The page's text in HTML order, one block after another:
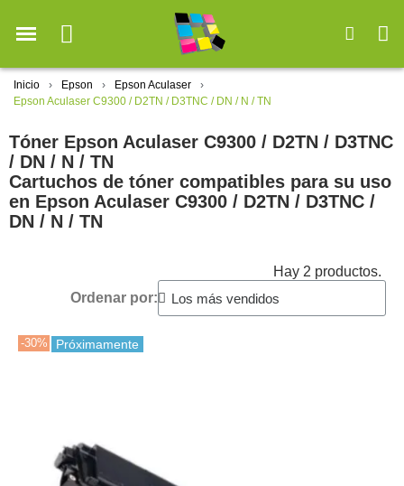
Inicio Epson
Epson Aculaser
Epson Aculaser C9300 / D2TN / D3TNC / DN / N / TN
Tóner Epson Aculaser C9300 / D2TN / D3TNC
/ DN / N / TN
Cartuchos de tóner compatibles para su uso
en Epson Aculaser C9300 / D2TN / D3TNC /
DN / N / TN
Hay 2 productos.
Ordenar por:
-30% Próximamente